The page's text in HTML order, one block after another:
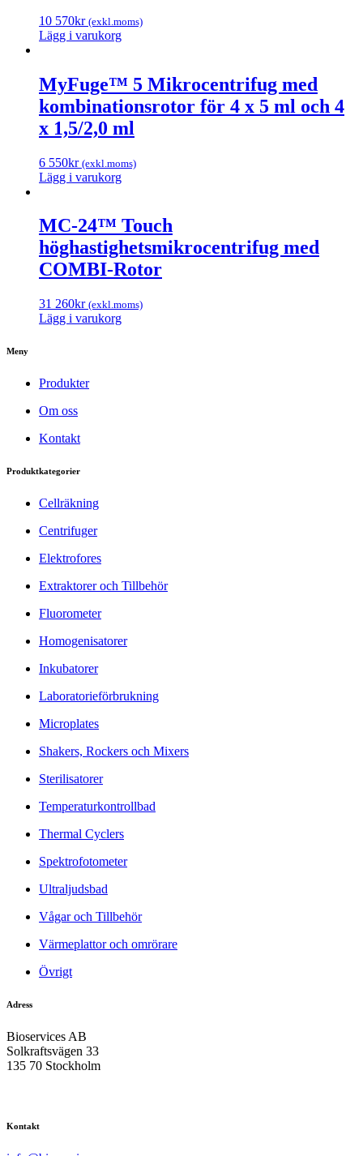
10 570kr (exkl.moms)
Lägg i varukorg
MyFuge™ 5 Mikrocentrifug med
kombinationsrotor för 4 x 5 ml och 4
x 1,5/2,0 ml
6 550kr (exkl.moms)
Lägg i varukorg
MC-24™ Touch
höghastighetsmikrocentrifug med
COMBI-Rotor
31 260kr (exkl.moms)
Lägg i varukorg
Meny
Produkter
Om oss
Kontakt
Produktkategorier
Cellräkning
Centrifuger
Elektrofores
Extraktorer och Tillbehör
Fluorometer
Homogenisatorer
Inkubatorer
Laboratorieförbrukning
Microplates
Shakers, Rockers och Mixers
Sterilisatorer
Temperaturkontrollbad
Thermal Cyclers
Spektrofotometer
Ultraljudsbad
Vågar och Tillbehör
Värmeplattor och omrörare
Övrigt
Adress
Bioservices AB
Solkraftsvägen 33
135 70 Stockholm
Kontakt